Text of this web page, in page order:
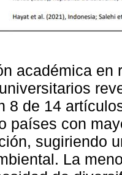
académica
8 de 14
países con
sugiriendo
La